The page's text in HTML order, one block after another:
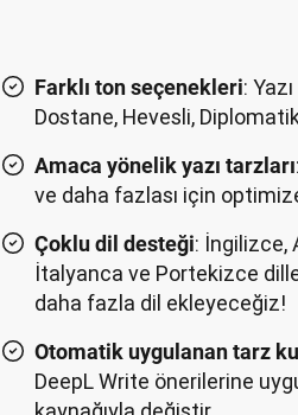
Farklı ton seçenekleri:
Dostane, Hevesli,
Amaca yönelik yazı tarzları
ve daha fazlası için
Çoklu dil desteği: İngilizce,
İtalyanca ve Portekizce
daha fazla dil ekleyeceğiz!
Otomatik uygulanan tarz
DeepL Write önerilerine